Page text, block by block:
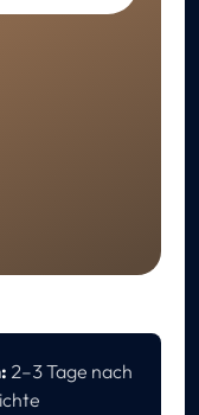
2–3 Tage nach